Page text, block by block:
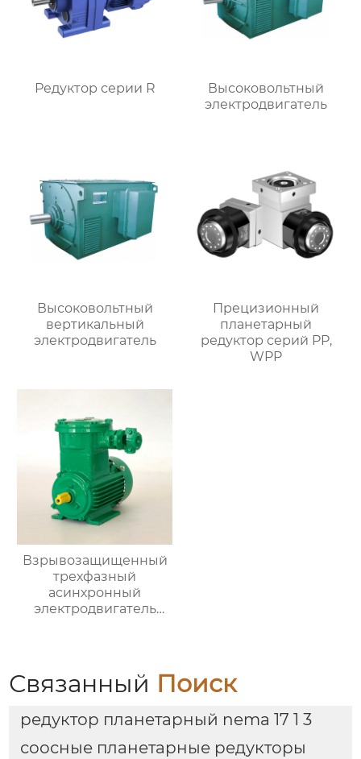
Редуктор серии R
Высоковольтный
электродвигатель
Высоковольтный
вертикальный
электродвигатель
Прецизионный
планетарный
редуктор серий PP,
WPP
Взрывозащищенный
трехфазный
асинхронный
электродвигатель
Связанный Поиск
редуктор планетарный nema 17 1 3
соосные планетарные редукторы